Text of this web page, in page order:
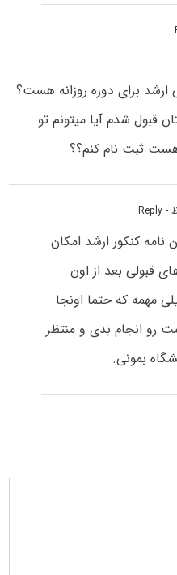
ارشد برای دوره روزانه هست؟
قبول شدم آیا میتونم تو
هست ثبت نام کنم؟؟
- Reply
کنکور ارشد امکان
قبولی بعد از اون
مهمه که حتما اونجا
رو انجام بدی و منتظر
بمونی.